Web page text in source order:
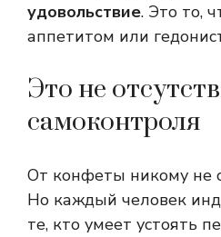
удовольствие. Это то,
аппетитом или
Это не
самоконтроля
От конфеты никому не
Но каждый человек
те, кто умеет устоять